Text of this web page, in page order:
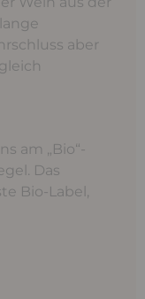
aber
am „Bio“-
Das
Bio-Label,